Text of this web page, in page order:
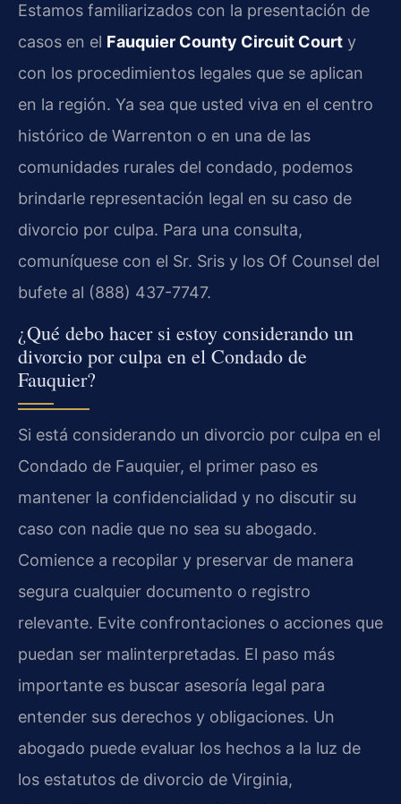
Estamos familiarizados con la presentación de
casos en el Fauquier County Circuit Court y
con los procedimientos legales que se aplican
en la región. Ya sea que usted viva en el centro
histórico de Warrenton o en una de las
comunidades rurales del condado, podemos
brindarle representación legal en su caso de
divorcio por culpa. Para una consulta,
comuníquese con el Sr. Sris y los Of Counsel del
bufete al (888) 437-7747.
¿Qué debo hacer si estoy considerando un
divorcio por culpa en el Condado de
Fauquier?
Si está considerando un divorcio por culpa en el
Condado de Fauquier, el primer paso es
mantener la confidencialidad y no discutir su
caso con nadie que no sea su abogado.
Comience a recopilar y preservar de manera
segura cualquier documento o registro
relevante. Evite confrontaciones o acciones que
puedan ser malinterpretadas. El paso más
importante es buscar asesoría legal para
entender sus derechos y obligaciones. Un
abogado puede evaluar los hechos a la luz de
los estatutos de divorcio de Virginia,